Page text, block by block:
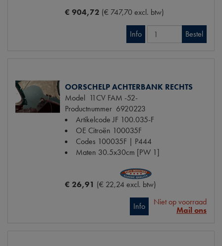
€ 904,72 (€ 747,70 excl. btw)
Info Bestel
OORSCHELP ACHTERBANK RECHTS
Model 11CV FAM -52-
Productnummer 6920223
Artikelcode JF 100.035-F
OE Citroën 100035F
Codes 100035F | P444
Maten 30.5x30cm [PW 1]
€ 26,91 (€ 22,24 excl. btw)
Info
Niet op voorraad
Mail ons